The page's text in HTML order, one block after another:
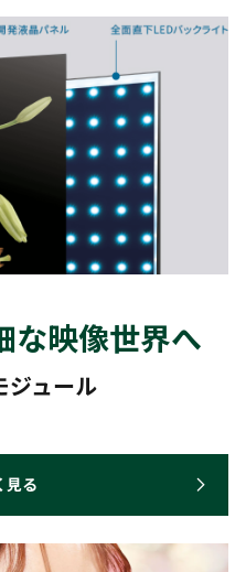
な映像世界へ
ジュール
見る